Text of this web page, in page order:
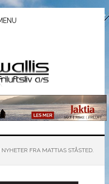
FRA MATTIAS STÅSTED.